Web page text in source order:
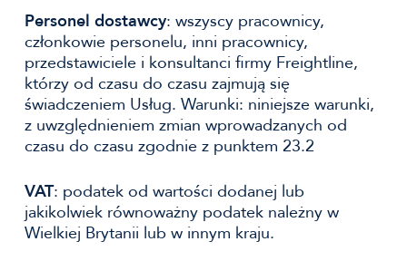
Personel dostawcy: wszyscy pracownicy,
członkowie personelu, inni pracownicy,
przedstawiciele i konsultanci firmy Freightline,
którzy od czasu do czasu zajmują się
świadczeniem Usług. Warunki: niniejsze warunki,
z uwzględnieniem zmian wprowadzanych od
czasu do czasu zgodnie z punktem 23.2
VAT: podatek od wartości dodanej lub
jakikolwiek równoważny podatek należny w
Wielkiej Brytanii lub w innym kraju.